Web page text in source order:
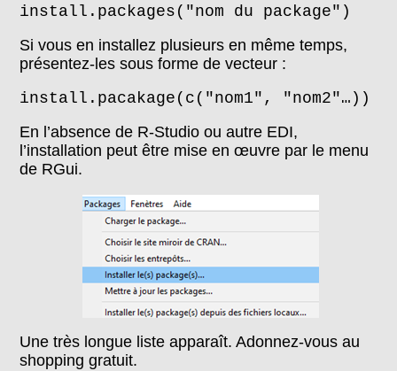
install.packages("nom du package")
Si vous en installez plusieurs en même temps,
présentez-les sous forme de vecteur :
install.pacakage(c("nom1", "nom2"…))
En l’absence de R-Studio ou autre EDI,
l’installation peut être mise en œuvre par le menu
de RGui.
Une très longue liste apparaît. Adonnez-vous au
shopping gratuit.